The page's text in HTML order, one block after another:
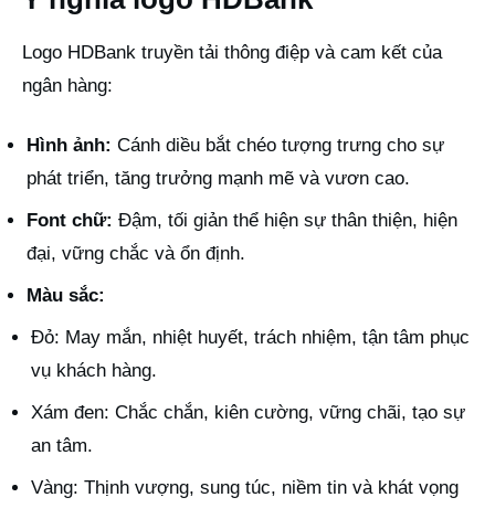
Logo HDBank truyền tải thông điệp và cam kết của
ngân hàng:
Hình ảnh: Cánh diều bắt chéo tượng trưng cho sự
phát triển, tăng trưởng mạnh mẽ và vươn cao.
Font chữ: Đậm, tối giản thể hiện sự thân thiện, hiện
đại, vững chắc và ổn định.
Màu sắc:
Đỏ: May mắn, nhiệt huyết, trách nhiệm, tận tâm phục
vụ khách hàng.
Xám đen: Chắc chắn, kiên cường, vững chãi, tạo sự
an tâm.
Vàng: Thịnh vượng, sung túc, niềm tin và khát vọng